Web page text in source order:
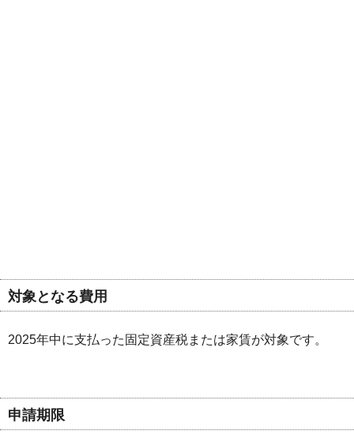
対象となる費用
2025年中に支払った固定資産税または家賃が対象です。
申請期限